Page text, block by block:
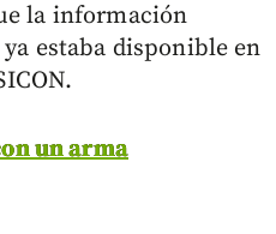
la información
estaba disponible en
un arma